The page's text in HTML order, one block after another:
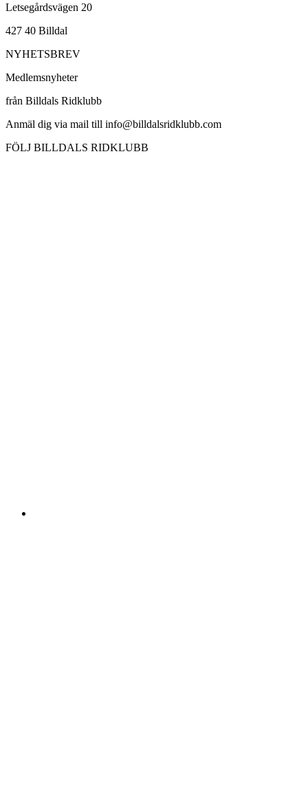
Letsegårdsvägen 20
427 40 Billdal
NYHETSBREV
Medlemsnyheter
från Billdals Ridklubb
Anmäl dig via mail till info@billdalsridklubb.com
FÖLJ BILLDALS RIDKLUBB